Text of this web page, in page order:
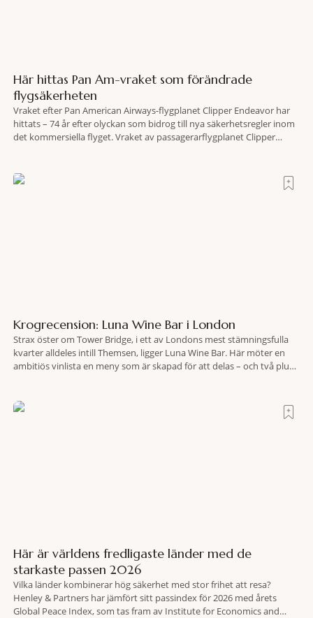
Här hittas Pan Am-vraket som förändrade
flygsäkerheten
Vraket efter Pan American Airways-flygplanet Clipper Endeavor har
hittats – 74 år efter olyckan som bidrog till nya säkerhetsregler inom
det kommersiella flyget. Vraket av passagerarflygplanet Clipper
lokaliserades den 2 juni i år med hjälp
Krogrecension: Luna Wine Bar i London
Strax öster om Tower Bridge, i ett av Londons mest stämningsfulla
kvarter alldeles intill Themsen, ligger Luna Wine Bar. Här möter en
ambitiös vinlista en meny som är skapad för att delas – och två plus
Här är världens fredligaste länder med de
starkaste passen 2026
Vilka länder kombinerar hög säkerhet med stor frihet att resa?
Henley & Partners har jämfört sitt passindex för 2026 med årets
Global Peace Index, som tas fram av Institute for Economics and